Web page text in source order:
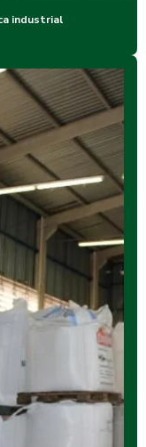
industrial